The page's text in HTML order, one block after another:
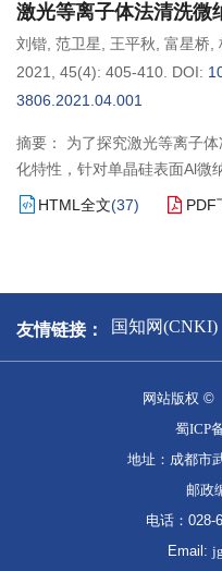
激光等离子体法清洗微
刘锴 范卫星 王平秋 富星桥
2021, 45(4): 405-410. DOI:
3806.2021.04.001
摘要： 为了探究激光等离子
化特性，针对单晶硅表面Al微
HTML全文(37) PDF
友情链接：
版署 中国知网(CNKI)
网站版权 ©
蜀ICP
地址：成都市
邮政
电话：028-
Email: